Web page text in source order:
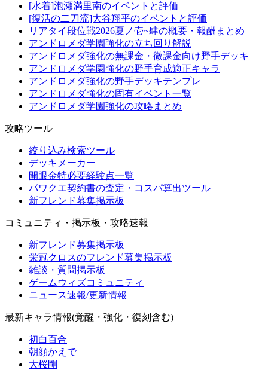
[水着]泡瀬満里南のイベントと評価
[復活の二刀流]大谷翔平のイベントと評価
リアタイ段位戦2026夏ノ壱~肆の概要・報酬まとめ
アンドロメダ学園強化の立ち回り解説
アンドロメダ強化の無課金・微課金向け野手デッキ
アンドロメダ学園強化の野手育成適正キャラ
アンドロメダ強化の野手デッキテンプレ
アンドロメダ強化の固有イベント一覧
アンドロメダ学園強化の攻略まとめ
攻略ツール
絞り込み検索ツール
デッキメーカー
開眼金特必要経験点一覧
パワクエ契約書の査定・コスパ算出ツール
新フレンド募集掲示板
コミュニティ・掲示板・攻略速報
新フレンド募集掲示板
栄冠クロスのフレンド募集掲示板
雑談・質問掲示板
ゲームウィズコミュニティ
ニュース速報/更新情報
最新キャラ情報(覚醒・強化・復刻含む)
初白百合
朝顔かえで
大桜剛